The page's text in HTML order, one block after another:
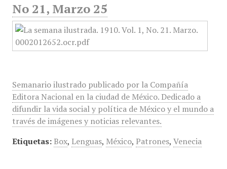
No 21, Marzo 25
Semanario ilustrado publicado por la Compañía
Editora Nacional en la ciudad de México. Dedicado a
difundir la vida social y política de México y el mundo a
través de imágenes y noticias relevantes.
Etiquetas: Box, Lenguas, México, Patrones, Venecia